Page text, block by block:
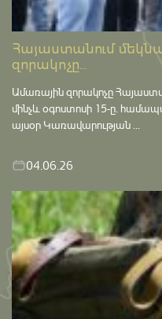
Հայաստանում
զորակոչը...
Ամառային զորակոչը
մինչև օգոստոսի 15-ը․
այսօր Կառավարության ...
04.06.26